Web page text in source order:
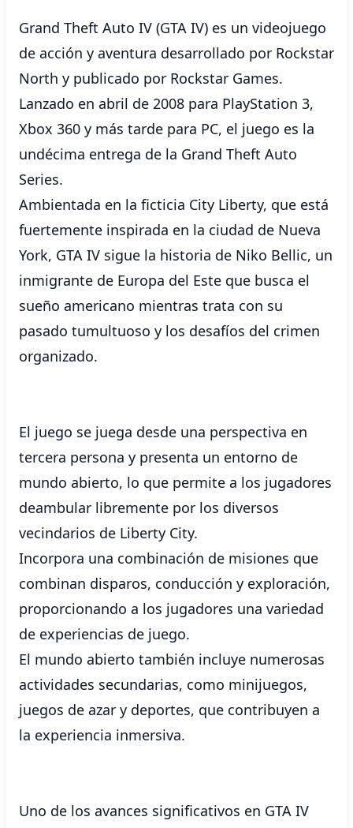
Grand Theft Auto IV (GTA IV) es un videojuego
de acción y aventura desarrollado por Rockstar
North y publicado por Rockstar Games.
Lanzado en abril de 2008 para PlayStation 3,
Xbox 360 y más tarde para PC, el juego es la
undécima entrega de la Grand Theft Auto
Series.
Ambientada en la ficticia City Liberty, que está
fuertemente inspirada en la ciudad de Nueva
York, GTA IV sigue la historia de Niko Bellic, un
inmigrante de Europa del Este que busca el
sueño americano mientras trata con su
pasado tumultuoso y los desafíos del crimen
organizado.
El juego se juega desde una perspectiva en
tercera persona y presenta un entorno de
mundo abierto, lo que permite a los jugadores
deambular libremente por los diversos
vecindarios de Liberty City.
Incorpora una combinación de misiones que
combinan disparos, conducción y exploración,
proporcionando a los jugadores una variedad
de experiencias de juego.
El mundo abierto también incluye numerosas
actividades secundarias, como minijuegos,
juegos de azar y deportes, que contribuyen a
la experiencia inmersiva.
Uno de los avances significativos en GTA IV